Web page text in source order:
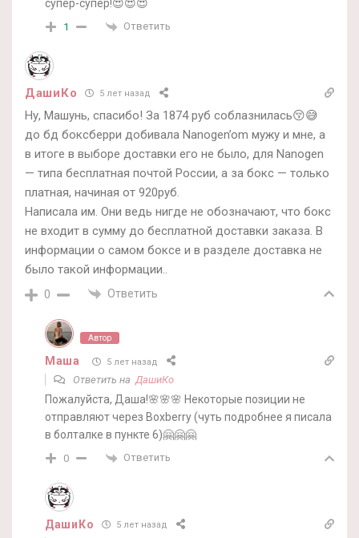
супер-супер!😍😍😍
1 Ответить
ДашиКо 5 лет назад
Ну, Машунь, спасибо! За 1874 руб соблазнилась😚😅
до бд боксберри добивала Nanogen’om мужу и мне, а
в итоге в выборе доставки его не было, для Nanogen
— типа бесплатная почтой России, а за бокс — только
платная, начиная от 920руб.
Написала им. Они ведь нигде не обозначают, что бокс
не входит в сумму до бесплатной доставки заказа. В
информации о самом боксе и в разделе доставка не
было такой информации..
0 Ответить
Автор
Маша 5 лет назад
Ответить наДашиКо
Пожалуйста, Даша!🌸🌸🌸 Некоторые позиции не
отправляют через Boxberry (чуть подробнее я писала
в болталке в пункте 6)🤗🤗🤗
0 Ответить
ДашиКо 5 лет назад